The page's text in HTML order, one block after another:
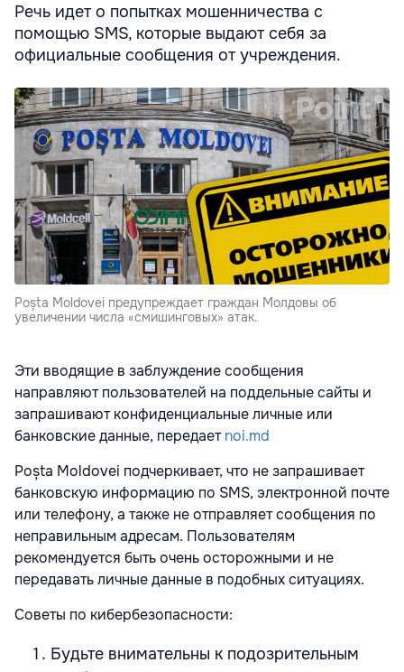
Речь идет о попытках мошенничества с
помощью SMS, которые выдают себя за
официальные сообщения от учреждения.
Poșta Moldovei предупреждает граждан Молдовы об
увеличении числа «смишинговых» атак.
Эти вводящие в заблуждение сообщения
направляют пользователей на поддельные сайты и
запрашивают конфиденциальные личные или
банковские данные, передаетnoi.md
Poșta Moldovei подчеркивает, что не запрашивает
банковскую информацию по SMS, электронной почте
или телефону, а также не отправляет сообщения по
неправильным адресам. Пользователям
рекомендуется быть очень осторожными и не
передавать личные данные в подобных ситуациях.
Советы по кибербезопасности:
Будьте внимательны к подозрительным